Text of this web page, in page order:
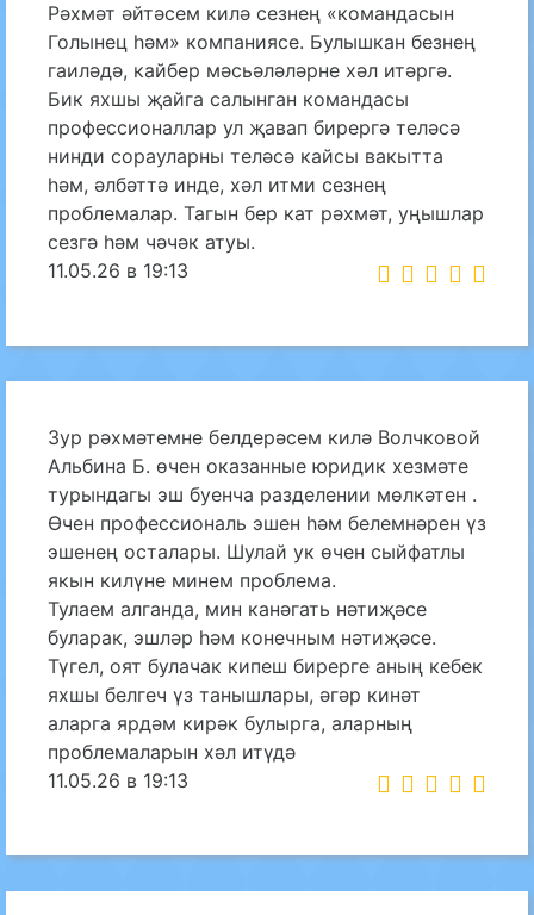
Рәхмәт әйтәсем килә сезнең «командасын
Голынец һәм» компаниясе. Булышкан безнең
гаиләдә, кайбер мәсьәләләрне хәл итәргә.
Бик яхшы җайга салынган командасы
профессионаллар ул җавап бирергә теләсә
нинди сорауларны теләсә кайсы вакытта
һәм, әлбәттә инде, хәл итми сезнең
проблемалар. Тагын бер кат рәхмәт, уңышлар
сезгә һәм чәчәк атуы.
11.05.26 в 19:13
Зур рәхмәтемне белдерәсем килә Волчковой
Альбина Б. өчен оказанные юридик хезмәте
турындагы эш буенча разделении мөлкәтен .
Өчен профессиональ эшен һәм белемнәрен үз
эшенең осталары. Шулай ук өчен сыйфатлы
якын килүне минем проблема.
Тулаем алганда, мин канәгать нәтиҗәсе
буларак, эшләр һәм конечным нәтиҗәсе.
Түгел, оят булачак кипеш бирерге аның кебек
яхшы белгеч үз танышлары, әгәр кинәт
аларга ярдәм кирәк булырга, аларның
проблемаларын хәл итүдә
11.05.26 в 19:13